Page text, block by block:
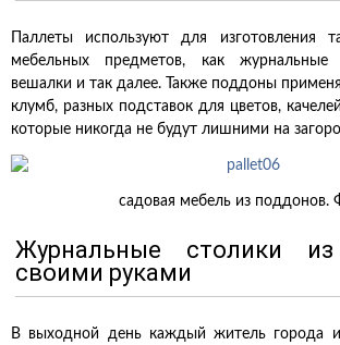
Паллеты используют для изготовления
мебельных предметов, как журнальные
вешалки и так далее. Также поддоны
клумб, разных подставок для цветов,
которые никогда не будут лишними на
садовая мебель из поддонов.
Журнальные столики
своими руками
В выходной день каждый житель города